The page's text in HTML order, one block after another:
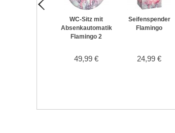
WC-Sitz mit
Absenkautomatik
Flamingo 2
49,99 €
Seifenspender
Flamingo
24,99 €